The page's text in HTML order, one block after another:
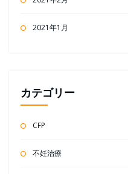
2021年1月
カテゴリー
CFP
不妊治療